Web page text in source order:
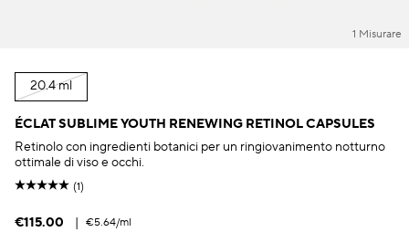
1 Misurare
20.4 ml
ÉCLAT SUBLIME YOUTH RENEWING RETINOL CAPSULES
Retinolo con ingredienti botanici per un ringiovanimento notturno
ottimale di viso e occhi.
(1)
€115.00 | €5.64/ml